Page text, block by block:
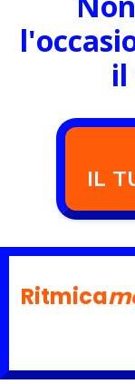
il
IL
Ritmica